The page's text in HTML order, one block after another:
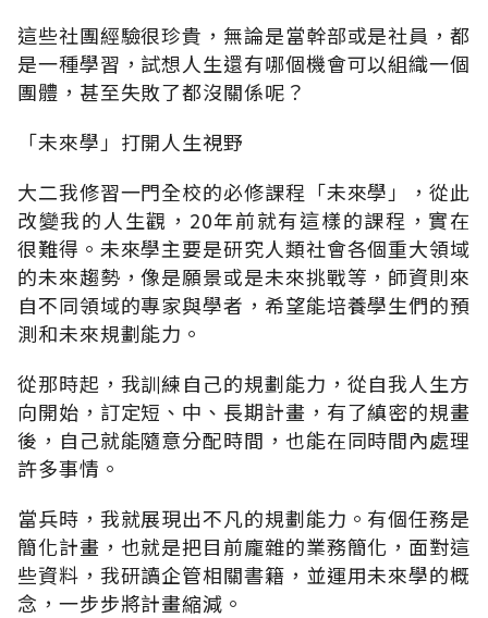
這些社團經驗很珍貴，無論是當幹部或是社員，都
是一種學習，試想人生還有哪個機會可以組織一個
團體，甚至失敗了都沒關係呢？
「未來學」打開人生視野
大二我修習一門全校的必修課程「未來學」，從此
改變我的人生觀，20年前就有這樣的課程，實在
很難得。未來學主要是研究人類社會各個重大領域
的未來趨勢，像是願景或是未來挑戰等，師資則來
自不同領域的專家與學者，希望能培養學生們的預
測和未來規劃能力。
從那時起，我訓練自己的規劃能力，從自我人生方
向開始，訂定短、中、長期計畫，有了縝密的規畫
後，自己就能隨意分配時間，也能在同時間內處理
許多事情。
當兵時，我就展現出不凡的規劃能力。有個任務是
簡化計畫，也就是把目前龐雜的業務簡化，面對這
些資料，我研讀企管相關書籍，並運用未來學的概
念，一步步將計畫縮減。